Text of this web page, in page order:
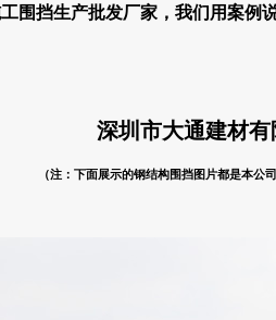
深圳市大通建材有
（注：下面展示的钢结构围挡图片都是本公